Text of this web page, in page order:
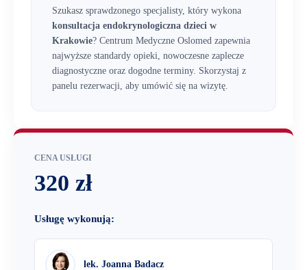
Szukasz sprawdzonego specjalisty, który wykona
konsultacja endokrynologiczna dzieci w
Krakowie? Centrum Medyczne Oslomed zapewnia
najwyższe standardy opieki, nowoczesne zaplecze
diagnostyczne oraz dogodne terminy. Skorzystaj z
panelu rezerwacji, aby umówić się na wizytę.
CENA USŁUGI
320 zł
Usługę wykonują:
lek. Joanna Badacz